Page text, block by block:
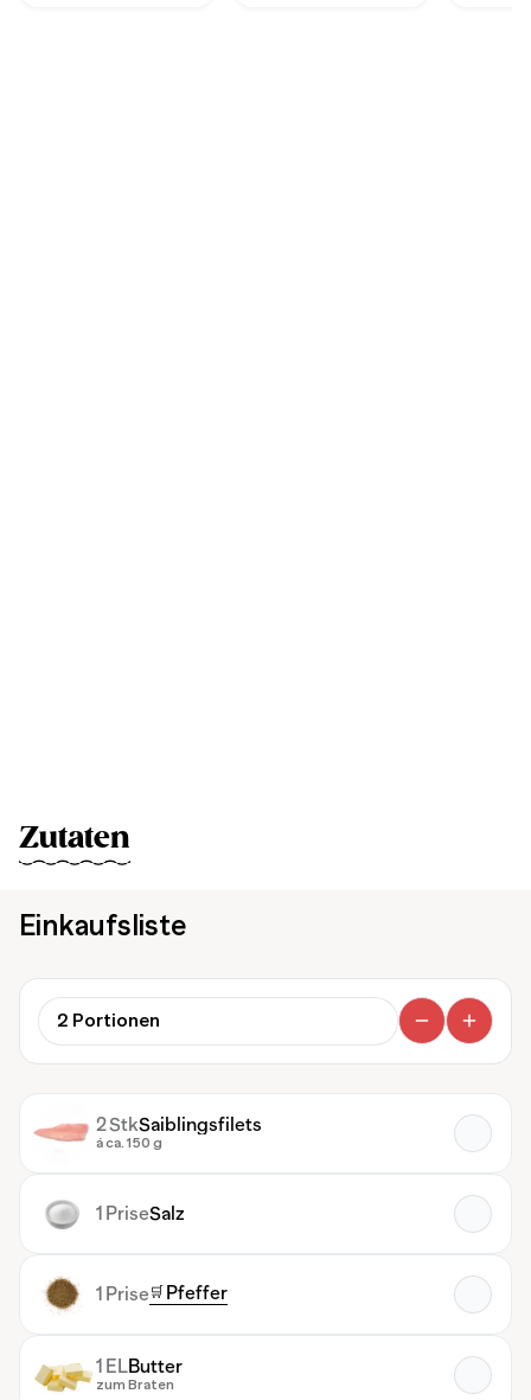
Zutaten